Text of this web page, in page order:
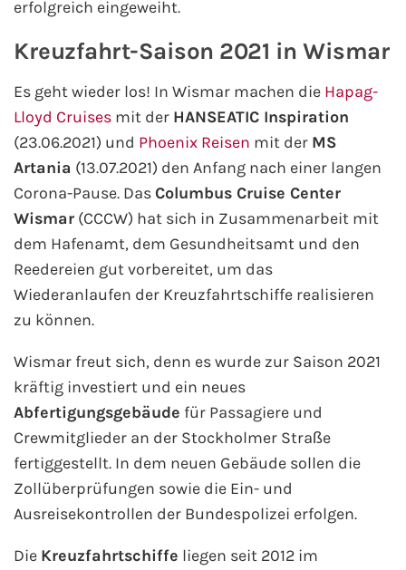
Phoenix Reisen
Hapag-Lloyd Cruises
Cunard Line
Hurtigruten
Norwegian Cruise Line
Royal Caribbean International
PLANTOURS Kreuzfahrten
Alle Reedereien
Flusskreuzfahrten
A-ROSA Flusskreuzfahrten
VIVA Cruises Flusskreuzfahrten
nicko cruises Flusskreuzfahrten
erfolgreich eingeweiht.
Kreuzfahrt-Saison 2021 in Wismar
Es geht wieder los! In Wismar machen die Hapag-
Lloyd Cruises mit der HANSEATIC Inspiration
(23.06.2021) und Phoenix Reisen mit der MS
Artania (13.07.2021) den Anfang nach einer langen
Corona-Pause. Das Columbus Cruise Center
Wismar (CCCW) hat sich in Zusammenarbeit mit
dem Hafenamt, dem Gesundheitsamt und den
Reedereien gut vorbereitet, um das
Wiederanlaufen der Kreuzfahrtschiffe realisieren
zu können.
Wismar freut sich, denn es wurde zur Saison 2021
kräftig investiert und ein neues
Abfertigungsgebäude für Passagiere und
Crewmitglieder an der Stockholmer Straße
fertiggestellt. In dem neuen Gebäude sollen die
Zollüberprüfungen sowie die Ein- und
Ausreisekontrollen der Bundespolizei erfolgen.
Die Kreuzfahrtschiffe liegen seit 2012 im